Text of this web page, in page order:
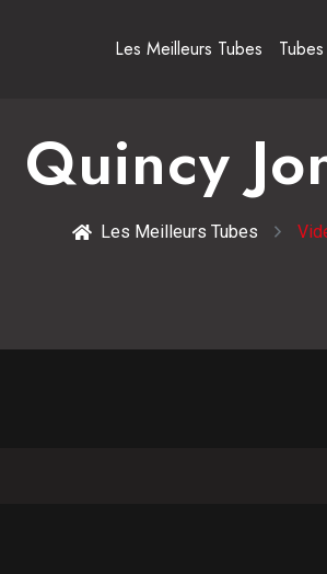
Les Meilleurs Tubes
Quincy
Les Meilleurs Tubes